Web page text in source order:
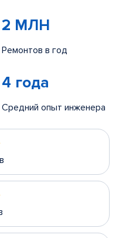
2 МЛН
Ремонтов в год
4 года
Средний опыт инженера